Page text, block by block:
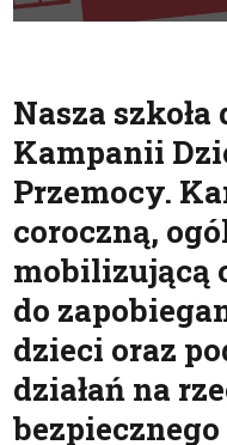
Nasza szkoła
Kampanii
Przemocy.
coroczną,
mobilizującą
do
dzieci oraz
działań na